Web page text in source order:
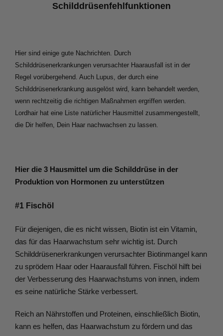
Schilddrüsenfehlfunktionen
Hier sind einige gute Nachrichten. Durch
Schilddrüsenerkrankungen verursachter Haarausfall ist in der
Regel vorübergehend. Auch Lupus, der durch eine
Schilddrüsenerkrankung ausgelöst wird, kann behandelt werden,
wenn rechtzeitig die richtigen Maßnahmen ergriffen werden.
Lordhair hat eine Liste natürlicher Hausmittel zusammengestellt,
die Dir helfen, Dein Haar nachwachsen zu lassen.
Hier die 3 Hausmittel um die Schilddrüse in der
Produktion von Hormonen zu unterstützen
#1 Fischöl
Für diejenigen, die es nicht wissen, Biotin ist ein Vitamin,
das für das Haarwachstum sehr wichtig ist. Durch
Schilddrüsenerkrankungen verursachter Biotinmangel kann
zu sprödem Haar oder Haarausfall führen. Fischöl hilft bei
der Verbesserung des Haarwachstums von innen, indem
es seine natürliche Stärke verbessert.
Reich an Nährstoffen und Proteinen, einschließlich Biotin,
kann es helfen, das Haarwachstum zu fördern und das